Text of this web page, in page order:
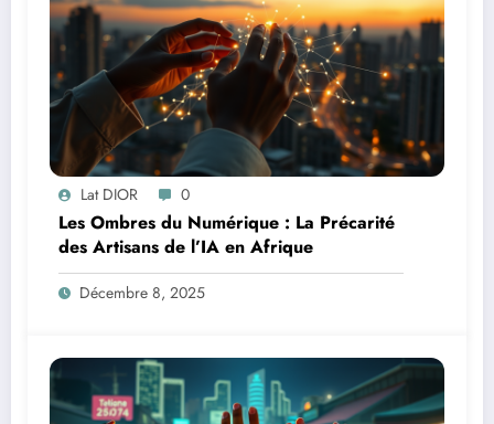
Lat DIOR 0
Les Ombres du Numérique : La Précarité
des Artisans de l’IA en Afrique
Décembre 8, 2025